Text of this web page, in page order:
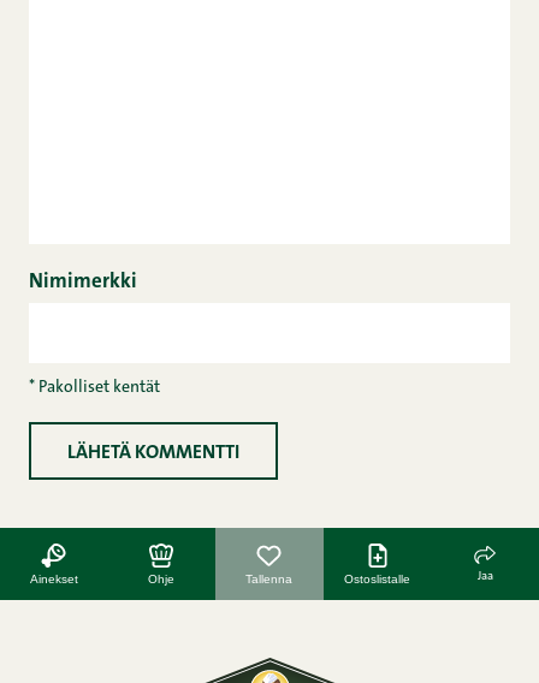
Nimimerkki
* Pakolliset kentät
Ainekset Ohje Tallenna Ostoslistalle Jaa